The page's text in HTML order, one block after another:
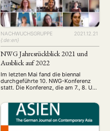
NACHWUCHSGRUPPE
2021.12.21
{:de:en}
NWG Jahresrückblick 2021 und
Ausblick auf 2022
Im letzten Mai fand die biennal
durchgeführte 10. NWG-Konferenz
statt. Die Konferenz, die am 7., 8. Und
trotz Pandemie einen bereichernden,
interdisziplinären Austausch mit
Peers sowie wertvolle Inputs und
Feedbacks seitens etablierter